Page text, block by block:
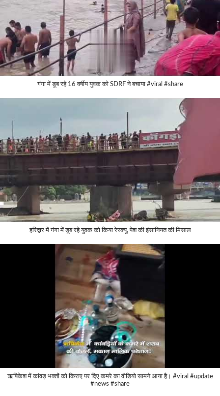
गंगा में डूब रहे 16 वर्षीय युवक को SDRF ने बचाया #viral #share
हरिद्वार में गंगा में डूब रहे युवक को किया रेस्क्यू, पेश की इंसानियत की मिसाल
ऋषिकेश में कांवड़ भक्तों को किराए पर दिए कमरे का वीडियो सामने आया है। #viral #update
#news #share